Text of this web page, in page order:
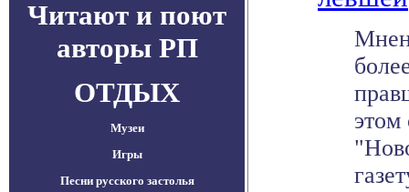
Читают и поют
авторы РП
ОТДЫХ
Музеи
Игры
Песни русского застолья